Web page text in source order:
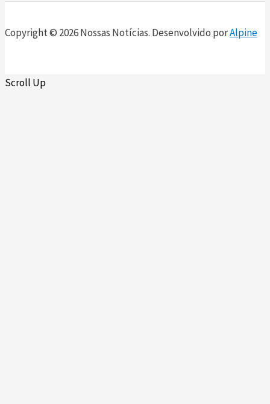
Copyright © 2026 Nossas Notícias. Desenvolvido porAlpine
Scroll Up